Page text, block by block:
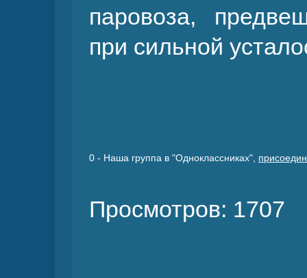
паровоза,
при сильной
0 - Наша группа в "Одноклассниках",
Просмотров: 1707